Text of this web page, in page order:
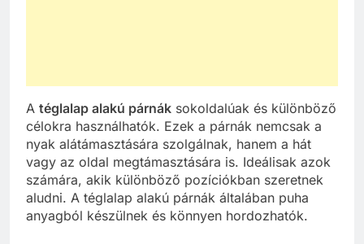
A téglalap alakú párnák sokoldalúak és különböző
célokra használhatók. Ezek a párnák nemcsak a
nyak alátámasztására szolgálnak, hanem a hát
vagy az oldal megtámasztására is. Ideálisak azok
számára, akik különböző pozíciókban szeretnek
aludni. A téglalap alakú párnák általában puha
anyagból készülnek és könnyen hordozhatók.